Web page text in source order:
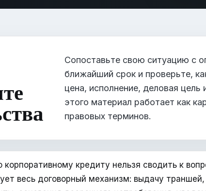
Сопоставьте свою ситуацию с
ближайший срок и проверьте,
цена, исполнение, деловая
этого материал работает как
правовых терминов.
корпоративному кредиту нельзя сводить к
весь договорный механизм: выдачу